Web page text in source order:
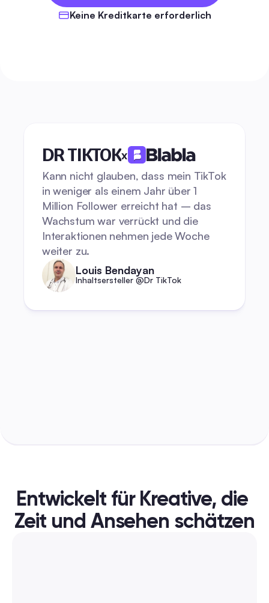
Keine Kreditkarte erforderlich
DR TIKTOKx
Kann nicht glauben, dass mein TikTok
in weniger als einem Jahr über 1
Million Follower erreicht hat – das
Wachstum war verrückt und die
Interaktionen nehmen jede Woche
weiter zu.
Louis Bendayan
Inhaltsersteller @Dr TikTok
Entwickelt für Kreative, die
Zeit und Ansehen schätzen